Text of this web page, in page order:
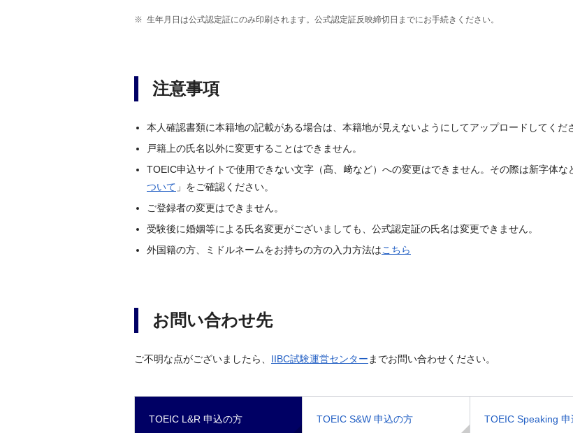
生年月日は公式認定証にのみ印刷されます。公式認定証反映締切日までにお手続きください。
注意事項
本人確認書類に本籍地の記載がある場合は、本籍地が見えないようにしてアップロードしてくだ
戸籍上の氏名以外に変更することはできません。
TOEIC申込サイトで使用できない文字（髙、﨑など）への変更はできません。その際は新字体な
ついて 」をご確認ください。
ご登録者の変更はできません。
受験後に婚姻等による氏名変更がございましても、公式認定証の氏名は変更できません。
外国籍の方、ミドルネームをお持ちの方の入力方法はこちら
お問い合わせ先
ご不明な点がございましたら、 IIBC試験運営センター までお問い合わせください。
TOEIC L&R 申込の方 TOEIC S&W 申込の方 TOEIC Speaking 申